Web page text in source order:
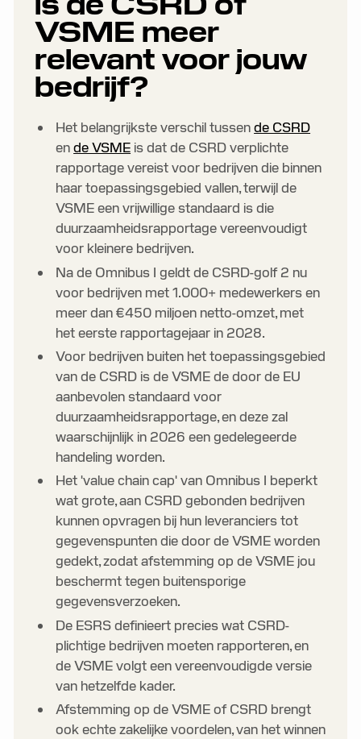
VSME meer
relevant voor jouw
bedrijf?
Het belangrijkste verschil tussende CSRD
ende VSME is dat de CSRD verplichte
rapportage vereist voor bedrijven die binnen
haar toepassingsgebied vallen, terwijl de
VSME een vrijwillige standaard is die
duurzaamheidsrapportage vereenvoudigt
voor kleinere bedrijven.
Na de Omnibus I geldt de CSRD-golf 2 nu
voor bedrijven met 1.000+ medewerkers en
meer dan €450 miljoen netto-omzet, met
het eerste rapportagejaar in 2028.
Voor bedrijven buiten het toepassingsgebied
van de CSRD is de VSME de door de EU
aanbevolen standaard voor
duurzaamheidsrapportage, en deze zal
waarschijnlijk in 2026 een gedelegeerde
handeling worden.
Het 'value chain cap' van Omnibus I beperkt
wat grote, aan CSRD gebonden bedrijven
kunnen opvragen bij hun leveranciers tot
gegevenspunten die door de VSME worden
gedekt, zodat afstemming op de VSME jou
beschermt tegen buitensporige
gegevensverzoeken.
De ESRS definieert precies wat CSRD-
plichtige bedrijven moeten rapporteren, en
de VSME volgt een vereenvoudigde versie
van hetzelfde kader.
Afstemming op de VSME of CSRD brengt
ook echte zakelijke voordelen, van het winnen
3. Betere toegang tot groene financiering
4. Je CO₂-voetafdruk en kosten verlagen
5. Springplank voor toekomstige
nalevingsvereisten